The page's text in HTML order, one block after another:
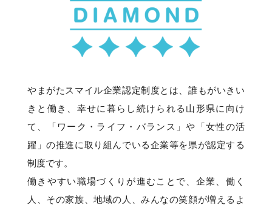
やまがたスマイル企業認定制度とは、誰もがいきい
きと働き、幸せに暮らし続けられる山形県に向け
て、「ワーク・ライフ・バランス」や「女性の活
躍」の推進に取り組んでいる企業等を県が認定する
制度です。
働きやすい職場づくりが進むことで、企業、働く
人、その家族、地域の人、みんなの笑顔が増えるよ